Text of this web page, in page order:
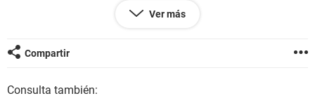
windows xp sp3
Ver más
Compartir
Consulta también: